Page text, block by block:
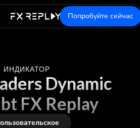
Попробуйте сейчас
ИНДИКАТОР
Dynamic
FX Replay